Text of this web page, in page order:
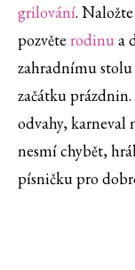
grilování.
pozvěte rodinu a
zahradnímu stolu
začátku
odvahy, karneval
nesmí chybět,
písničku pro